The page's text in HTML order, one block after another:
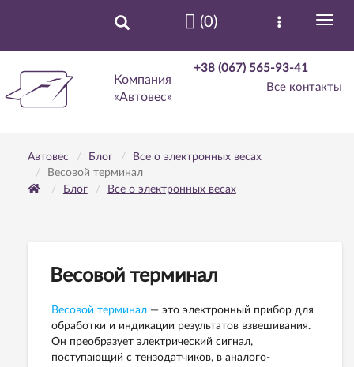
Компания
«Автовес»
+38 (067) 565-93-41
Все контакты
(0)
Автовес Блог
Все о электронных весах
Весовой терминал
Блог
Все о электронных весах
Весовой терминал
Весовой терминал — это электронный прибор для
обработки и индикации результатов взвешивания.
Он преобразует электрический сигнал,
поступающий с тензодатчиков, в аналого-